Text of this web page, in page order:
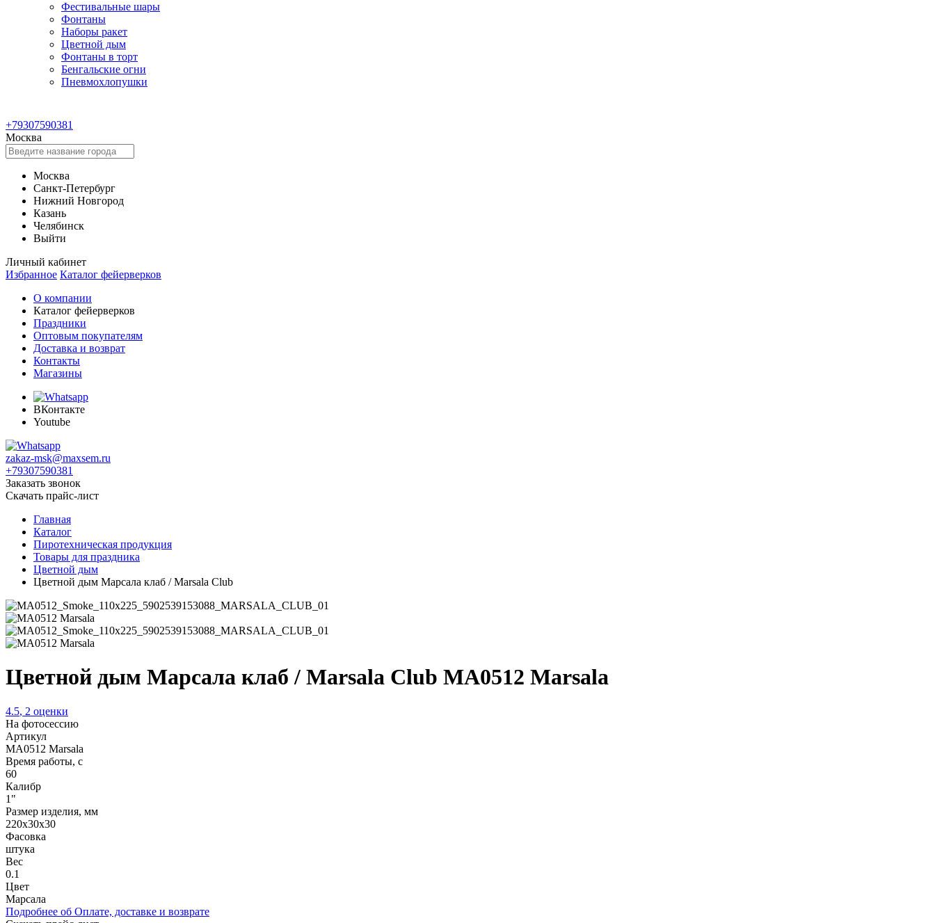
Фестивальные шары
Фонтаны
Наборы ракет
Цветной дым
Фонтаны в торт
Бенгальские огни
Пневмохлопушки
+79307590381
Москва
Москва
Санкт-Петербург
Нижний Новгород
Казань
Челябинск
Выйти
Личный кабинет
Избранное Каталог фейерверков
О компании
Каталог фейерверков
Праздники
Оптовым покупателям
Доставка и возврат
Контакты
Магазины
ВКонтакте
Youtube
zakaz-msk@maxsem.ru
+79307590381
Заказать звонок
Скачать прайс-лист
Главная
Каталог
Пиротехническая продукция
Товары для праздника
Цветной дым
Цветной дым Марсала клаб / Marsala Club
Цветной дым Марсала клаб / Marsala Club MA0512 Marsala
4.5, 2 оценки
На фотосессию
Артикул
MA0512 Marsala
Время работы, с
60
Калибр
1"
Размер изделия, мм
220х30х30
Фасовка
штука
Вес
0.1
Цвет
Марсала
Подробнее об Оплате, доставке и возврате